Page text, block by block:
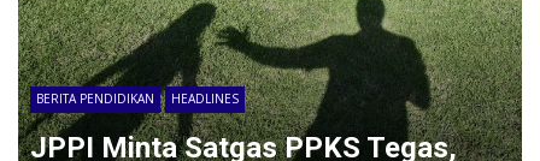
BERITA PENDIDIKAN HEADLINES
JPPI Minta Satgas PPKS Tegas,